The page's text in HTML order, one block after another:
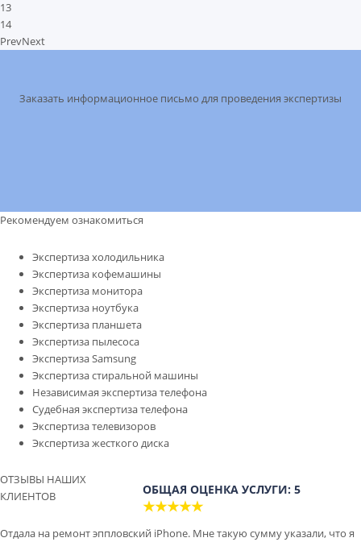
13
14
PrevNext
Заказать информационное письмо для проведения экспертизы
Рекомендуем ознакомиться
Экспертиза холодильника
Экспертиза кофемашины
Экспертиза монитора
Экспертиза ноутбука
Экспертиза планшета
Экспертиза пылесоса
Экспертиза Samsung
Экспертиза стиральной машины
Независимая экспертиза телефона
Судебная экспертиза телефона
Экспертиза телевизоров
Экспертиза жесткого диска
ОТЗЫВЫ НАШИХ
КЛИЕНТОВ
ОБЩАЯ ОЦЕНКА УСЛУГИ: 5
★★★★★
Отдала на ремонт эппловский iPhone. Мне такую сумму указали, что я